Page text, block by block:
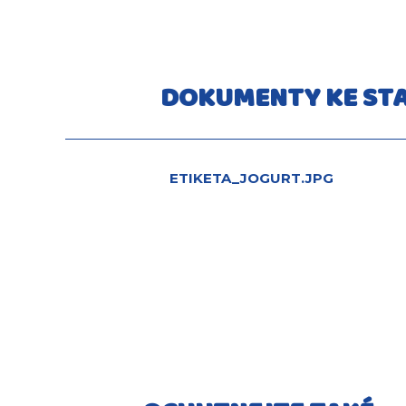
DOKUMENTY KE
ETIKETA_JOGURT.JPG